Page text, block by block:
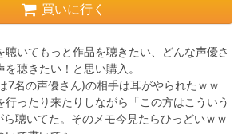
買いに行く
聴いてもっと作品を聴きたい、どんな声優さ
聴きたい！と思い購入。
7名の声優さん)の相手は耳がやられたｗｗ
行ったり来たりしながら「この方はこういう
聴いてた。そのメモ今見たらひっどいｗｗ